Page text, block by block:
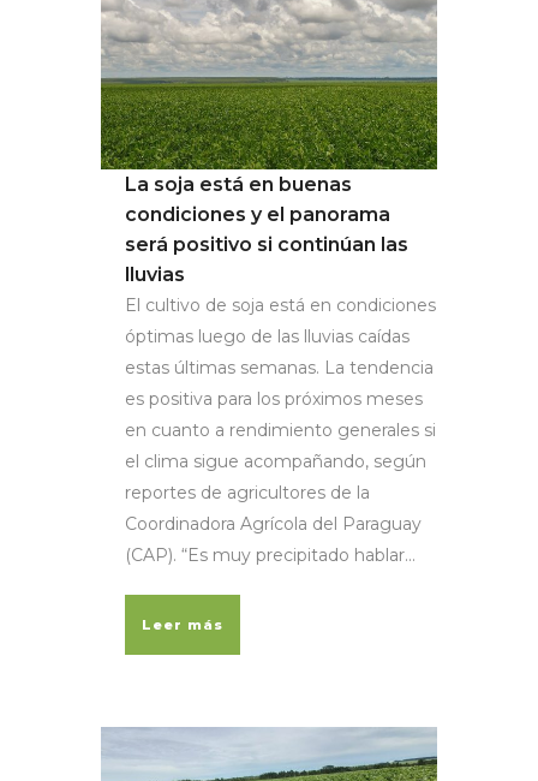
La soja está en buenas
condiciones y el panorama
será positivo si continúan las
lluvias
El cultivo de soja está en condiciones
óptimas luego de las lluvias caídas
estas últimas semanas. La tendencia
es positiva para los próximos meses
en cuanto a rendimiento generales si
el clima sigue acompañando, según
reportes de agricultores de la
Coordinadora Agrícola del Paraguay
(CAP). “Es muy precipitado hablar...
Leer más